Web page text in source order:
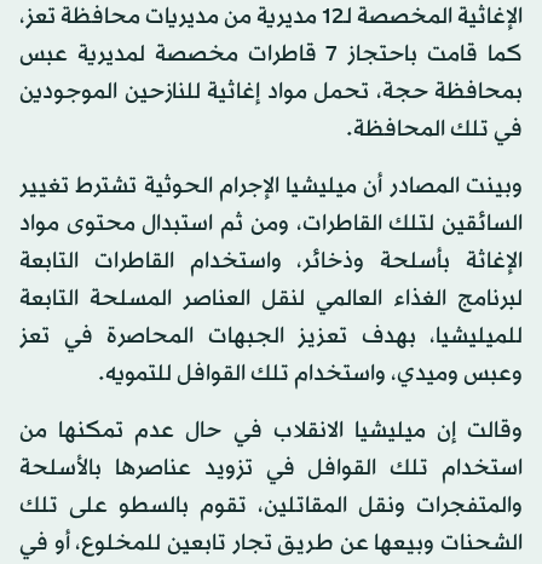
الإغاثية المخصصة لـ12 مديرية من مديريات محافظة تعز،
كما قامت باحتجاز 7 قاطرات مخصصة لمديرية عبس
بمحافظة حجة، تحمل مواد إغاثية للنازحين الموجودين
في تلك المحافظة.
وبينت المصادر أن ميليشيا الإجرام الحوثية تشترط تغيير
السائقين لتلك القاطرات، ومن ثم استبدال محتوى مواد
الإغاثة بأسلحة وذخائر، واستخدام القاطرات التابعة
لبرنامج الغذاء العالمي لنقل العناصر المسلحة التابعة
للميليشيا، بهدف تعزيز الجبهات المحاصرة في تعز
وعبس وميدي، واستخدام تلك القوافل للتمويه.
وقالت إن ميليشيا الانقلاب في حال عدم تمكنها من
استخدام تلك القوافل في تزويد عناصرها بالأسلحة
والمتفجرات ونقل المقاتلين، تقوم بالسطو على تلك
الشحنات وبيعها عن طريق تجار تابعين للمخلوع، أو في